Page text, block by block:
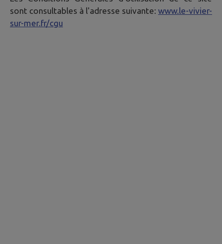
sont consultables à l'adresse suivante: www.le-vivier-
sur-mer.fr/cgu